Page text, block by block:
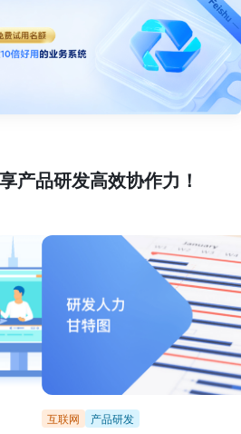
产品研发高效协作力！
互联网 产品研发